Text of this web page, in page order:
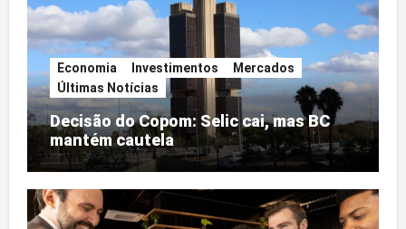
Economia Investimentos
Mercados
Últimas Notícias
Decisão do Copom: Selic cai, mas BC
mantém cautela